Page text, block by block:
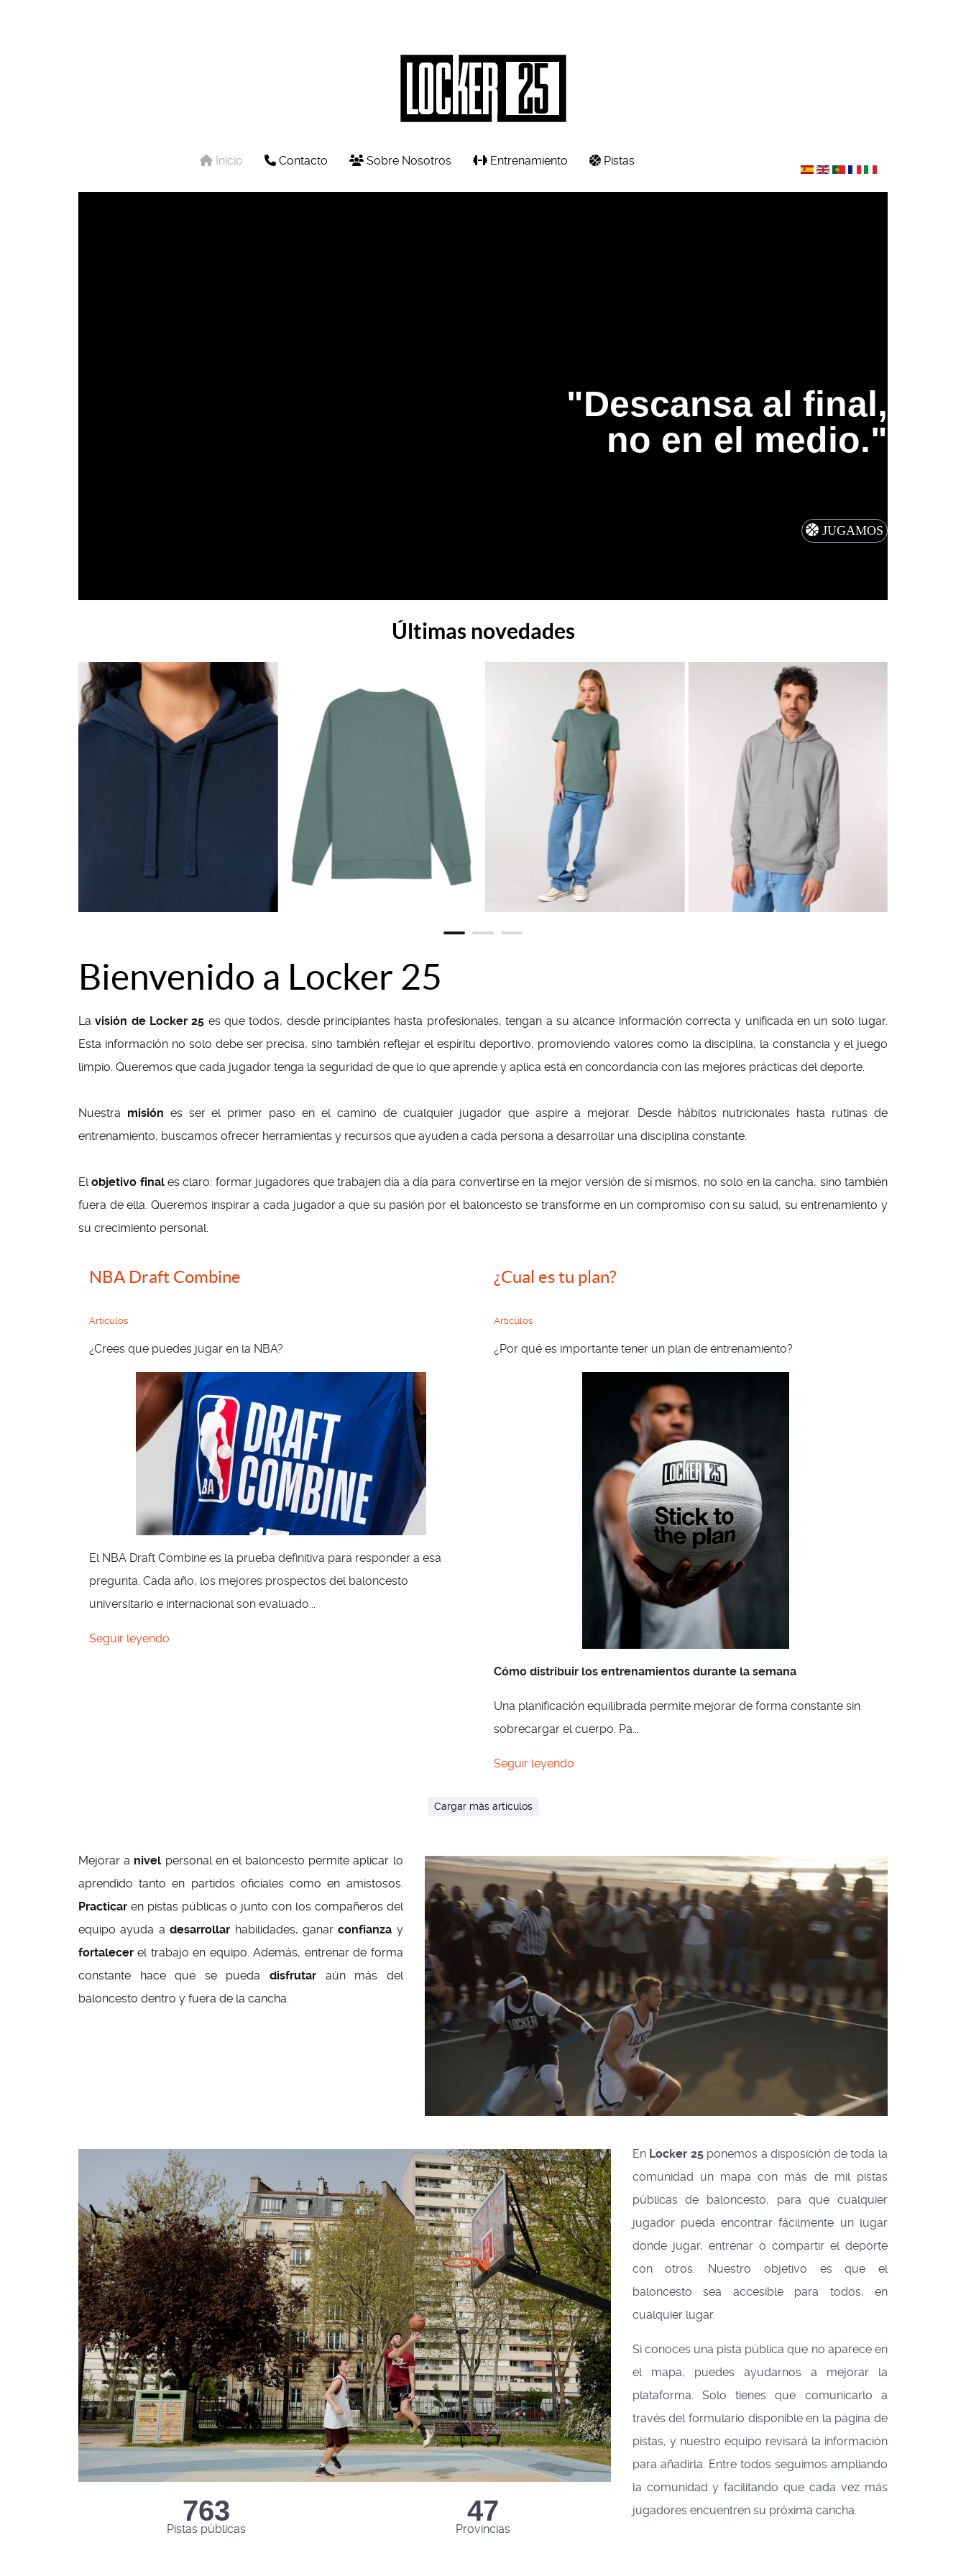
Inicio Contacto Sobre Nosotros Entrenamiento Pistas
"Descansa al final,
no en el medio."
JUGAMOS
Últimas novedades
Bienvenido a Locker 25
Lavisión de Locker 25 es que todos, desde principiantes hasta profesionales, tengan a su alcance información correcta y unificada en un solo lugar.
Esta información no solo debe ser precisa, sino también reflejar el espíritu deportivo, promoviendo valores como la disciplina, la constancia y el juego
limpio. Queremos que cada jugador tenga la seguridad de que lo que aprende y aplica está en concordancia con las mejores prácticas del deporte.
Nuestra misión es ser el primer paso en el camino de cualquier jugador que aspire a mejorar. Desde hábitos nutricionales hasta rutinas de
entrenamiento, buscamos ofrecer herramientas y recursos que ayuden a cada persona a desarrollar una disciplina constante.
Elobjetivo finales claro: formar jugadores que trabajen día a día para convertirse en la mejor versión de sí mismos, no solo en la cancha, sino también
fuera de ella. Queremos inspirar a cada jugador a que su pasión por el baloncesto se transforme en un compromiso con su salud, su entrenamiento y
su crecimiento personal.
NBA Draft Combine
Articulos
¿Crees que puedes jugar en la NBA?
El NBA Draft Combine es la prueba definitiva para responder a esa
pregunta. Cada año, los mejores prospectos del baloncesto
universitario e internacional son evaluado...
Seguir leyendo
¿Cual es tu plan?
Articulos
¿Por qué es importante tener un plan de entrenamiento?
Cómo distribuir los entrenamientos durante la semana
Una planificación equilibrada permite mejorar de forma constante sin
sobrecargar el cuerpo. Pa...
Seguir leyendo
Cargar más artículos
Mejorar a nivel personal en el baloncesto permite aplicar lo
aprendido tanto en partidos oficiales como en amistosos.
Practicar en pistas públicas o junto con los compañeros del
equipo ayuda adesarrollar habilidades, ganarconfianza y
fortalecer el trabajo en equipo. Además, entrenar de forma
constante hace que se pueda disfrutaraún más del
baloncesto dentro y fuera de la cancha.
1065
Pistas públicas
50
Provincias
En Locker 25ponemos a disposición de toda la
comunidad un mapa con más de mil pistas
públicas de baloncesto, para que cualquier
jugador pueda encontrar fácilmente un lugar
donde jugar, entrenar o compartir el deporte
con otros. Nuestro objetivo es que el
baloncesto sea accesible para todos, en
cualquier lugar.
Si conoces una pista pública que no aparece en
el mapa, puedes ayudarnos a mejorar la
plataforma. Solo tienes que comunicarlo a
través del formulario disponible en la página de
pistas, y nuestro equipo revisará la información
para añadirla. Entre todos seguimos ampliando
la comunidad y facilitando que cada vez más
jugadores encuentren su próxima cancha.
×
El contenido de esta página web ha sido elaborado a partir de información
recogida de fuentes públicas, libres y de acceso general. No se reivindica
ningún derecho de propiedad intelectual sobre los textos, imágenes o vídeos
mostrados en este sitio web, salvo que se indique expresamente lo contrario.
Todo el material pertenece a sus respectivos autores y titulares originales. Esta
página se ofrece únicamente con fines informativos. No se garantiza la
exactitud, integridad o actualización de los contenidos, y no se asume ninguna
responsabilidad por el uso que terceros puedan hacer de la información
acciones legales basadas en el contenido de esta web. El usuario acepta que
el uso de la información es bajo su propia responsabilidad.